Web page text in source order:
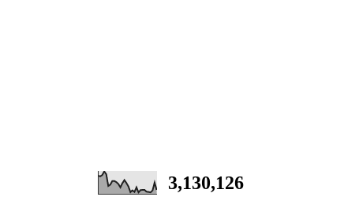
3,130,126